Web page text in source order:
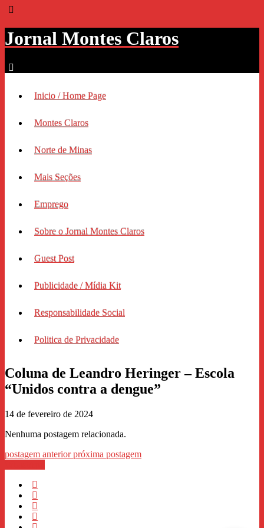
Jornal Montes Claros
Inicio / Home Page
Montes Claros
Norte de Minas
Mais Seções
Emprego
Sobre o Jornal Montes Claros
Guest Post
Publicidade / Mídia Kit
Responsabilidade Social
Politica de Privacidade
Coluna de Leandro Heringer – Escola
“Unidos contra a dengue”
14 de fevereiro de 2024
Nenhuma postagem relacionada.
postagem anteriorpróxima postagem